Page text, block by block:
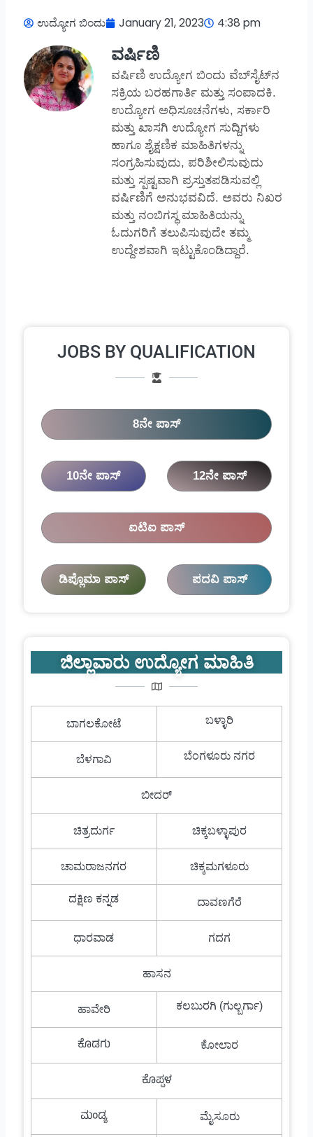
ಉದ್ಯೋಗ ಬಿಂದು January 21, 2023 4:38 pm
ವರ್ಷಿಣಿ
ವರ್ಷಿಣಿ ಉದ್ಯೋಗ ಬಿಂದು ವೆಬ್‌ಸೈಟ್‌ನ
ಸಕ್ರಿಯ ಬರಹಗಾರ್ತಿ ಮತ್ತು ಸಂಪಾದಕಿ.
ಉದ್ಯೋಗ ಅಧಿಸೂಚನೆಗಳು, ಸರ್ಕಾರಿ
ಮತ್ತು ಖಾಸಗಿ ಉದ್ಯೋಗ ಸುದ್ದಿಗಳು
ಹಾಗೂ ಶೈಕ್ಷಣಿಕ ಮಾಹಿತಿಗಳನ್ನು
ಸಂಗ್ರಹಿಸುವುದು, ಪರಿಶೀಲಿಸುವುದು
ಮತ್ತು ಸ್ಪಷ್ಟವಾಗಿ ಪ್ರಸ್ತುತಪಡಿಸುವಲ್ಲಿ
ವರ್ಷಿಣಿಗೆ ಅನುಭವವಿದೆ. ಅವರು ನಿಖರ
ಮತ್ತು ನಂಬಿಗಸ್ಥ ಮಾಹಿತಿಯನ್ನು
ಓದುಗರಿಗೆ ತಲುಪಿಸುವುದೇ ತಮ್ಮ
ಉದ್ದೇಶವಾಗಿ ಇಟ್ಟುಕೊಂಡಿದ್ದಾರೆ.
JOBS BY QUALIFICATION
8ನೇ ಪಾಸ್
10ನೇ ಪಾಸ್ 12ನೇ ಪಾಸ್
ಐಟಿಐ ಪಾಸ್
ಡಿಪ್ಲೊಮಾ ಪಾಸ್ ಪದವಿ ಪಾಸ್
ಜಿಲ್ಲಾವಾರು ಉದ್ಯೋಗ ಮಾಹಿತಿ
ಬಾಗಲಕೋಟೆ ಬಳ್ಳಾರಿ
ಬೆಳಗಾವಿ ಬೆಂಗಳೂರು ನಗರ
ಬೀದರ್
ಚಿತ್ರದುರ್ಗ ಚಿಕ್ಕಬಳ್ಳಾಪುರ
ಚಾಮರಾಜನಗರ ಚಿಕ್ಕಮಗಳೂರು
ದಕ್ಷಿಣ ಕನ್ನಡ ದಾವಣಗೆರೆ
ಧಾರವಾಡ ಗದಗ
ಹಾಸನ
ಹಾವೇರಿ ಕಲಬುರಗಿ (ಗುಲ್ಬರ್ಗಾ)
ಕೊಡಗು ಕೋಲಾರ
ಕೊಪ್ಪಳ
ಮಂಡ್ಯ
ಮೈಸೂರು